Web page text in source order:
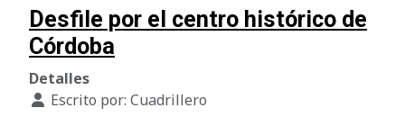
Desfile por el centro histórico de
Córdoba
Detalles
Escrito por: Cuadrillero